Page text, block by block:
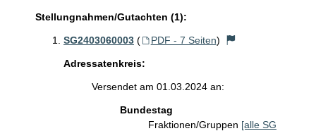
Stellungnahmen/Gutachten (1):
SG2403060003 ( PDF - 7 Seiten)
Adressatenkreis:
Versendet am 01.03.2024 an:
Bundestag
Fraktionen/Gruppen [alle SG